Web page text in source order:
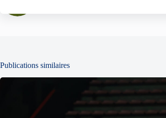
Publications similaires